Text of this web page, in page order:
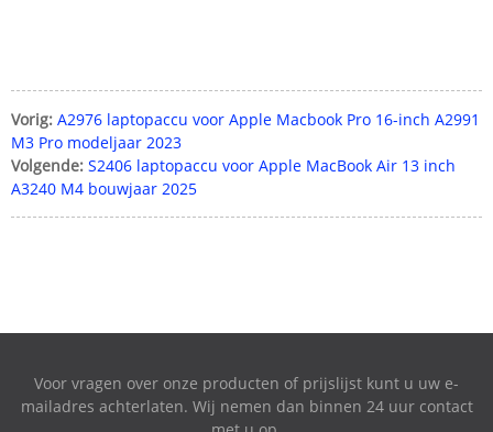
Vorig: A2976 laptopaccu voor Apple Macbook Pro 16-inch A2991
M3 Pro modeljaar 2023
Volgende: S2406 laptopaccu voor Apple MacBook Air 13 inch
A3240 M4 bouwjaar 2025
Voor vragen over onze producten of prijslijst kunt u uw e-
mailadres achterlaten. Wij nemen dan binnen 24 uur contact